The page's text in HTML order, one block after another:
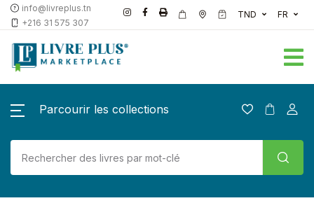
info@livreplus.tn
+216 31 575 307
TND FR
Parcourir les collections